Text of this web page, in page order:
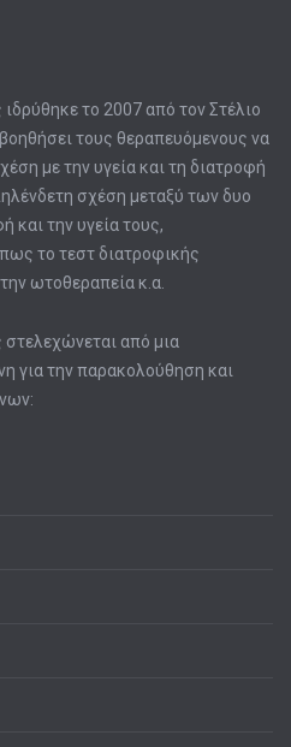
το 2007 από τον Στέλιο
τους θεραπευόμενους να
με την υγεία και τη διατροφή
σχέση μεταξύ των δυο
και την υγεία τους,
το τεστ διατροφικής
ωτοθεραπεία κ.α.
στελεχώνεται από μια
για την παρακολούθηση και